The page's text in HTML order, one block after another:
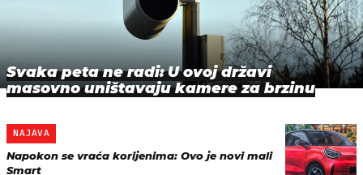
Svaka peta ne radi: U ovoj državi
masovno uništavaju kamere za brzinu
NAJAVA
Napokon se vraća korijenima: Ovo je novi mali
Smart